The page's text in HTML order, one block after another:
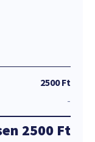
2500 Ft
-
2500 Ft